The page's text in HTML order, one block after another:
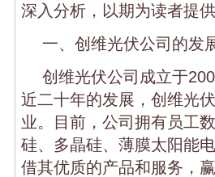
深入分析，以期为读者提
一、创维光伏公司的发
创维光伏公司成立于
近二十年的发展，创维光
业。目前，公司拥有员工
硅、多晶硅、薄膜太阳能
借其优质的产品和服务，